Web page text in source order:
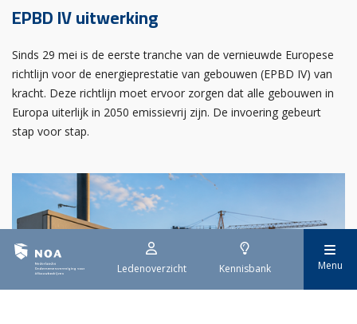
Ledenoverzicht Kennisbank Menu
EPBD IV uitwerking
Sinds 29 mei is de eerste tranche van de vernieuwde Europese
richtlijn voor de energieprestatie van gebouwen (EPBD IV) van
kracht. Deze richtlijn moet ervoor zorgen dat alle gebouwen in
Europa uiterlijk in 2050 emissievrij zijn. De invoering gebeurt
stap voor stap.